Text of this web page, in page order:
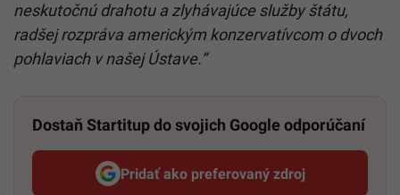
neskutočnú drahotu a zlyhávajúce služby štátu,
radšej rozpráva americkým konzervatívcom o dvoch
pohlaviach v našej Ústave.“
Dostaň Startitup do svojich Google odporúčaní
Pridať ako preferovaný zdroj
Startitup, odkaz sa otvorí v